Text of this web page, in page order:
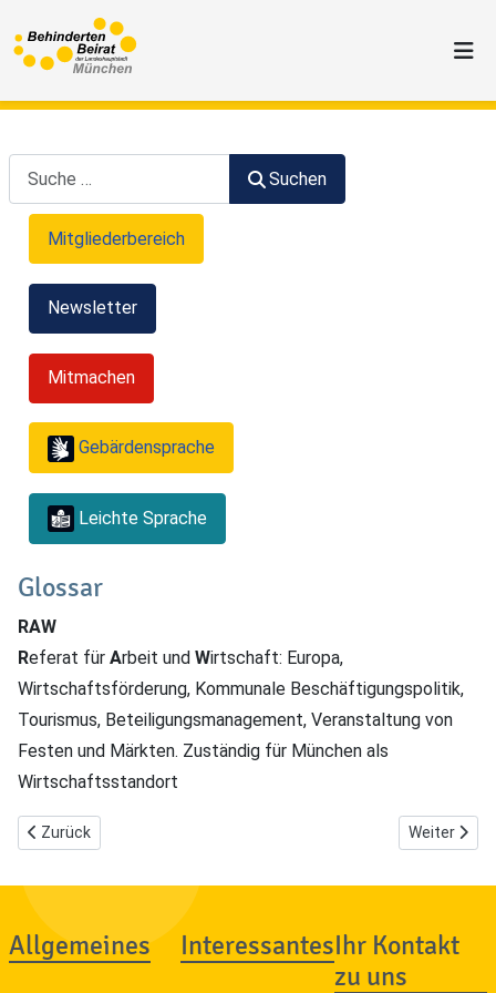
Suchen
Suchen
Mitgliederbereich
Newsletter
Mitmachen
Gebärdensprache
Leichte Sprache
Glossar
RAW
Referat für Arbeit und Wirtschaft: Europa,
Wirtschaftsförderung, Kommunale Beschäftigungspolitik,
Tourismus, Beteiligungsmanagement, Veranstaltung von
Festen und Märkten. Zuständig für München als
Wirtschaftsstandort
Vorheriger Beitrag: P - POR
Zurück Nächster
Weiter
Allgemeines InteressantesIhr Kontakt
zu uns